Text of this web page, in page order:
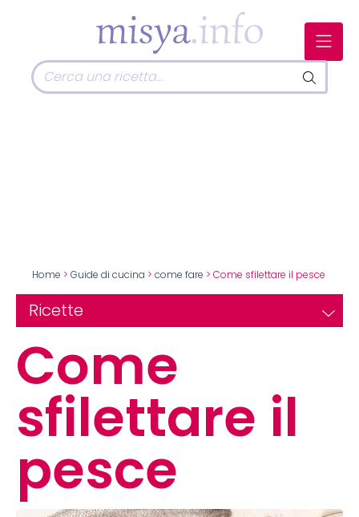
Home > Guide di cucina > come fare > Come sfilettare il pesce
Ricette
Come
sfilettare il
pesce